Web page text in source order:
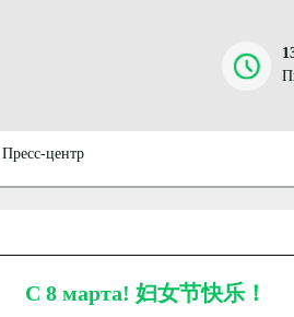
Пресс-центр
C 8 марта! 妇女节快乐！